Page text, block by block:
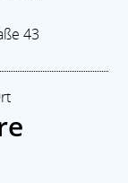
43